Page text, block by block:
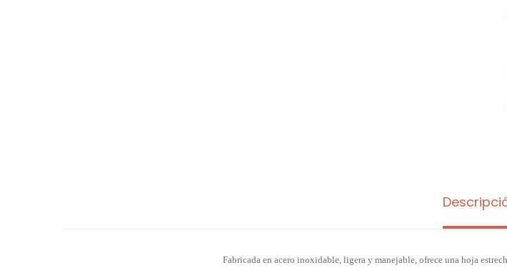
Fabricada en acero inoxidable, ligera y manejable, ofrece una hoja